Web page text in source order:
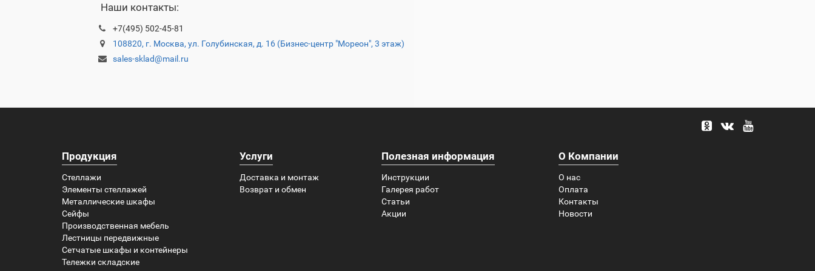
Наши контакты:
+7(495) 502-45-81
108820, г. Москва, ул. Голубинская, д. 16 (Бизнес-центр "Мореон", 3 этаж)
sales-sklad@mail.ru
Продукция
Стеллажи
Элементы стеллажей
Металлические шкафы
Сейфы
Производственная мебель
Лестницы передвижные
Сетчатые шкафы и контейнеры
Тележки складские
Услуги
Доставка и монтаж
Возврат и обмен
Полезная информация
Инструкции
Галерея работ
Статьи
Акции
О Компании
О нас
Оплата
Контакты
Новости